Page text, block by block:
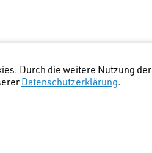
Durch die weitere Nutzung der
Datenschutzerklärung.